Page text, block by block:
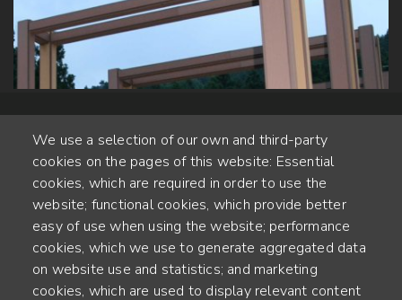
Alte Steinhauserstr. 1 | 6330 Cham | Switzerland
55JAHRE ERFAHRUNG
We use a selection of our own and third-party
cookies on the pages of this website: Essential
cookies, which are required in order to use the
website; functional cookies, which provide better
easy of use when using the website; performance
cookies, which we use to generate aggregated data
on website use and statistics; and marketing
cookies, which are used to display relevant content